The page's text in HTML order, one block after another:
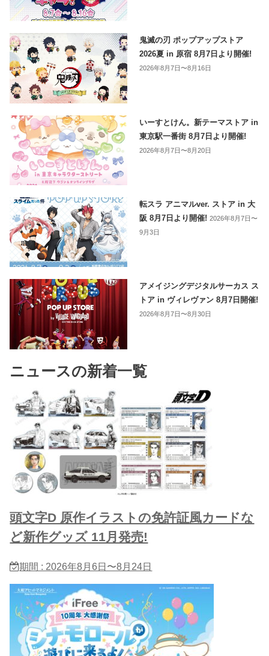
鬼滅の刃 ポップアップストア
2026夏 in 原宿 8月7日より開催!
2026年8月7日〜8月16日
いーすとけん。新テーマストア in
東京駅一番街 8月7日より開催!
2026年8月7日〜8月20日
転スラ アニマルver. ストア in 大
阪 8月7日より開催!2026年8月7日〜
9月3日
アメイジングデジタルサーカス ス
トア in ヴィレヴァン 8月7日開催!
2026年8月7日〜8月30日
ニュースの新着一覧
頭文字D 原作イラストの免許証風カードな
ど新作グッズ 11月発売!
期間 : 2026年8月6日〜8月24日